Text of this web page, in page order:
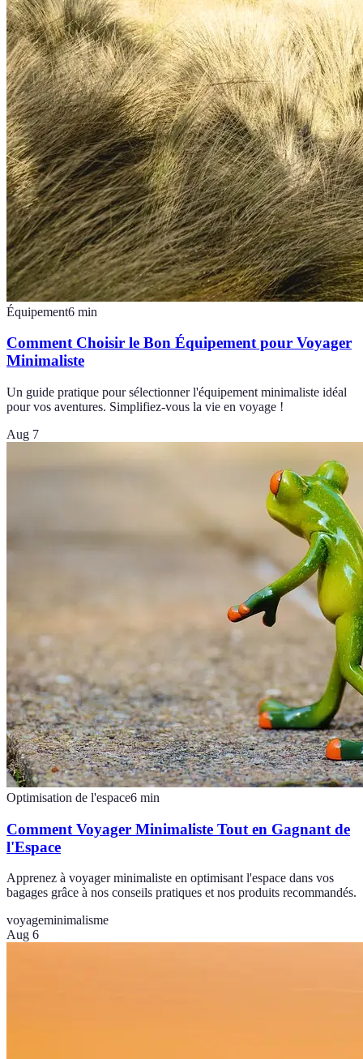
Équipement6 min
Comment Choisir le Bon Équipement pour Voyager
Minimaliste
Un guide pratique pour sélectionner l'équipement minimaliste idéal
pour vos aventures. Simplifiez-vous la vie en voyage !
Aug 7
Optimisation de l'espace6 min
Comment Voyager Minimaliste Tout en Gagnant de
l'Espace
Apprenez à voyager minimaliste en optimisant l'espace dans vos
bagages grâce à nos conseils pratiques et nos produits recommandés.
voyageminimalisme
Aug 6